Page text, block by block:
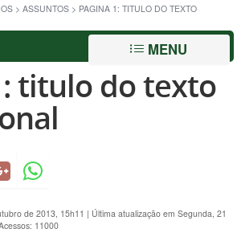
> ASSUNTOS > PAGINA 1: TITULO DO TEXTO
MENU
titulo do texto
de 2013, 15h11 | Última atualização em Segunda, 21
11000